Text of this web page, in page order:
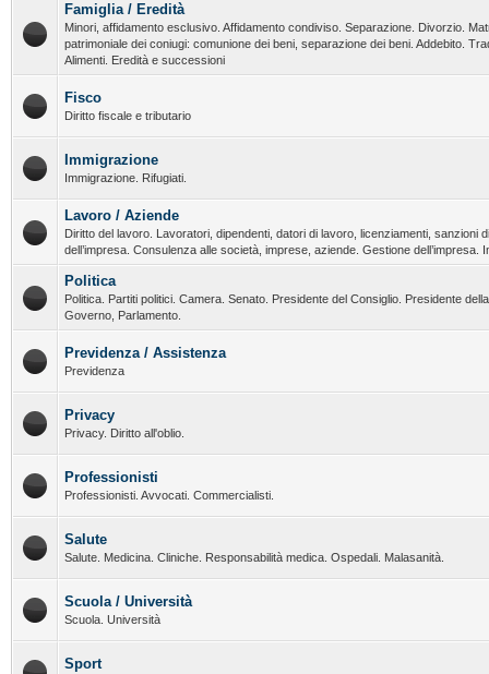
Famiglia / Eredità
Minori, affidamento esclusivo. Affidamento condiviso. Separazione. Divorzio.
patrimoniale dei coniugi: comunione dei beni, separazione dei beni. Addebito.
Alimenti. Eredità e successioni
Fisco
Diritto fiscale e tributario
Immigrazione
Immigrazione. Rifugiati.
Lavoro / Aziende
Diritto del lavoro. Lavoratori, dipendenti, datori di lavoro, licenziamenti, sanzioni
dell’impresa. Consulenza alle società, imprese, aziende. Gestione dell’impresa.
Politica
Politica. Partiti politici. Camera. Senato. Presidente del Consiglio. Presidente
Governo, Parlamento.
Previdenza / Assistenza
Previdenza
Privacy
Privacy. Diritto all'oblio.
Professionisti
Professionisti. Avvocati. Commercialisti.
Salute
Salute. Medicina. Cliniche. Responsabilità medica. Ospedali. Malasanità.
Scuola / Università
Scuola. Università
Sport